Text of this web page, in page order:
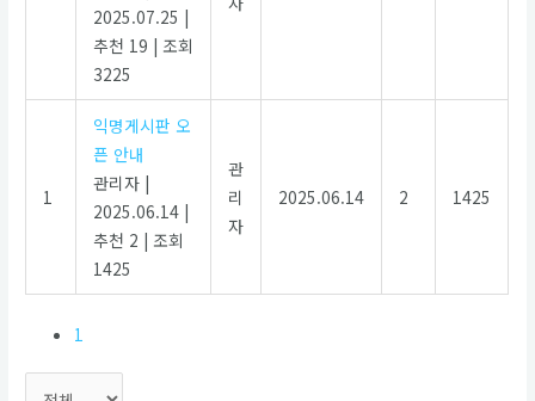
2025.07.25 |
추천 19 | 조회
3225
1
익명게시판 오
픈 안내
관리자 |
2025.06.14 |
추천 2 | 조회
1425
관
리
자
2025.06.14 2 1425
1